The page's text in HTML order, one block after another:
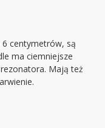
centymetrów, są
ma ciemniejsze
Mają też